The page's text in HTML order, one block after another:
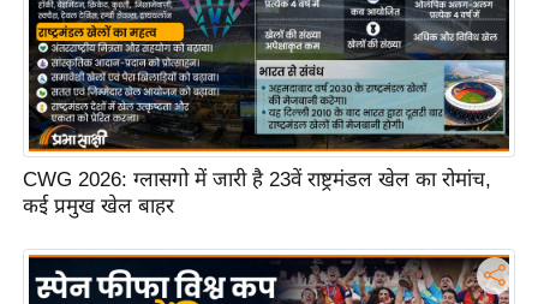
म
सा
म
यि
क
मा
भू
मि
CWG 2026: ग्लासगो में जारी है 23वें राष्ट्रमंडल खेल का रोमांच,
कई प्रमुख खेल बाहर